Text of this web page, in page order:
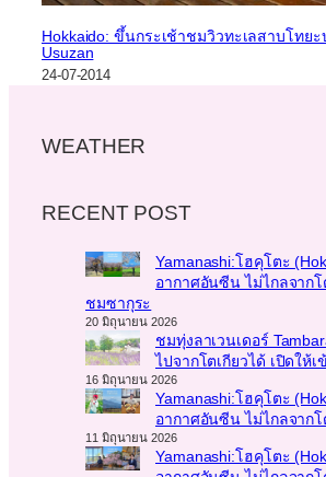
Hokkaido: ขึ้นกระเช้าชมวิวทะเลสาบโทย
Usuzan
24-07-2014
WEATHER
RECENT POST
Yamanashi:โฮคุโตะ
อากาศอันซีน ไม่ไกลจาก
ชมซากุระ
20 มิถุนายน 2026
ชมทุ่งลาเวนเดอร์
ไปจากโตเกียวได้ เปิดให้เ
16 มิถุนายน 2026
Yamanashi:โฮคุโตะ
อากาศอันซีน ไม่ไกลจากโ
11 มิถุนายน 2026
Yamanashi:โฮคุโตะ